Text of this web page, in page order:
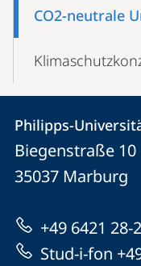
NavigationCO2-neutrale
Kontakt
und
Informationen
zur
Website
Philipps-
Universität
Philipps-
Biegenstraße 10
35037 Marburg
+49 6421 28-
Stud-i-fon